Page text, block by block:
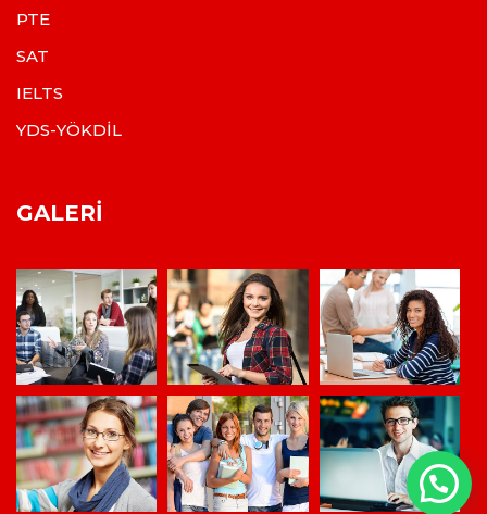
PTE
SAT
IELTS
YDS-YÖKDİL
GALERI